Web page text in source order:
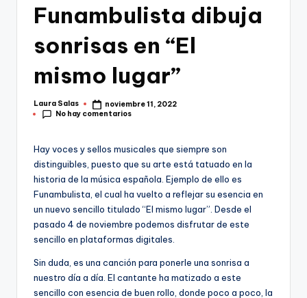
Funambulista dibuja
sonrisas en “El
mismo lugar”
Publicado
por
Laura Salas
noviembre 11, 2022
No hay comentarios
Hay voces y sellos musicales que siempre son
distinguibles, puesto que su arte está tatuado en la
historia de la música española. Ejemplo de ello es
Funambulista, el cual ha vuelto a reflejar su esencia en
un nuevo sencillo titulado “El mismo lugar”. Desde el
pasado 4 de noviembre podemos disfrutar de este
sencillo en plataformas digitales.
Sin duda, es una canción para ponerle una sonrisa a
nuestro día a día. El cantante ha matizado a este
sencillo con esencia de buen rollo, donde poco a poco, la